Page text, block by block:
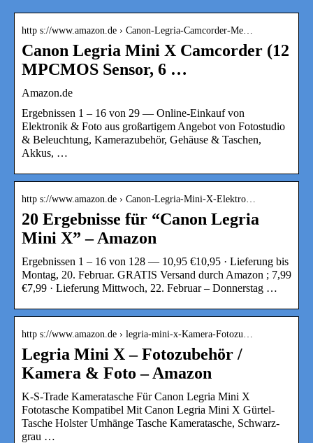
http s://www.amazon.de › Canon-Legria-Camcorder-Me…
Canon Legria Mini X Camcorder (12
MPCMOS Sensor, 6 …
Amazon.de
Ergebnissen 1 – 16 von 29 — Online-Einkauf von
Elektronik & Foto aus großartigem Angebot von Fotostudio
& Beleuchtung, Kamerazubehör, Gehäuse & Taschen,
Akkus, …
http s://www.amazon.de › Canon-Legria-Mini-X-Elektro…
20 Ergebnisse für “Canon Legria
Mini X” – Amazon
Ergebnissen 1 – 16 von 128 — 10,95 €10,95 · Lieferung bis
Montag, 20. Februar. GRATIS Versand durch Amazon ; 7,99
€7,99 · Lieferung Mittwoch, 22. Februar – Donnerstag …
http s://www.amazon.de › legria-mini-x-Kamera-Fotozu…
Legria Mini X – Fotozubehör /
Kamera & Foto – Amazon
K-S-Trade Kameratasche Für Canon Legria Mini X
Fototasche Kompatibel Mit Canon Legria Mini X Gürtel-
Tasche Holster Umhänge Tasche Kameratasche, Schwarz-
grau …